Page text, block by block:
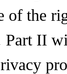
of the
Part II